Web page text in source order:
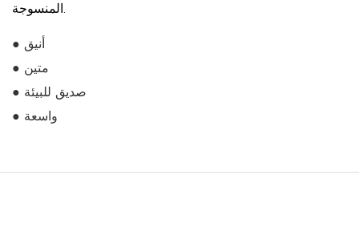
المنسوجة.
● أنيق
● متين
● صديق للبيئة
● واسعة